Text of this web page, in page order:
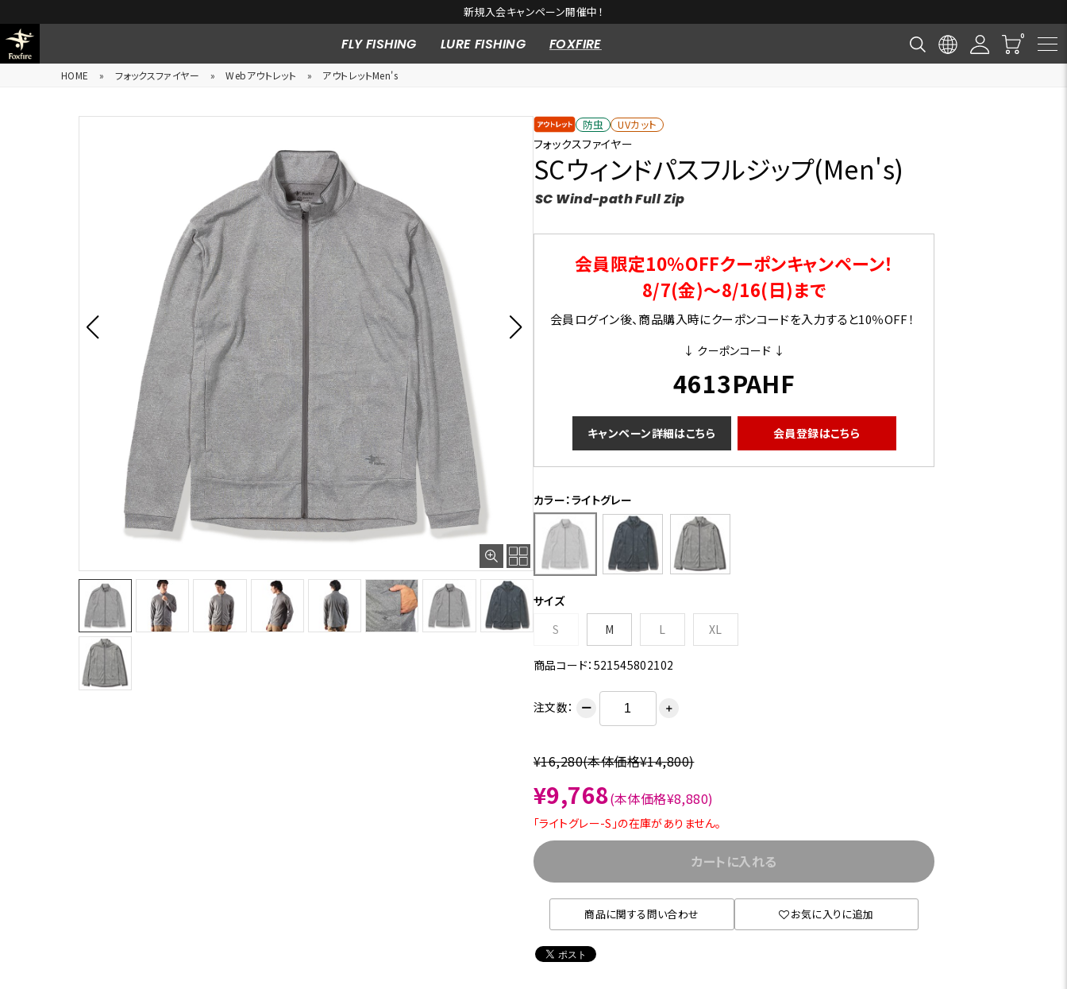
新規入会キャンペーン開催中！
FLY FISHING LURE FISHING FOXFIRE
HOME » フォックスファイヤー » Webアウトレット » アウトレットMen's
防虫 UVカット
フォックスファイヤー
SCウィンドパスフルジップ(Men's)
SC Wind-path Full Zip
会員限定10％OFFクーポンキャンペーン！
8/7(金)～8/16(日)まで
会員ログイン後、商品購入時にクーポンコードを入力すると10％OFF！
↓ クーポンコード ↓
4613PAHF
キャンペーン詳細はこちら 会員登録はこちら
カラー：ライトグレー
サイズ
S
M L XL
商品コード：521545802102
注文数： ー ＋
¥16,280(本体価格¥14,800)
¥9,768(本体価格¥8,880)
「ライトグレー-S」の在庫がありません。
カートに入れる
商品に関する問い合わせ お気に入りに追加